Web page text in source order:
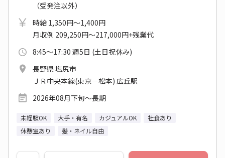
（受発注以外）
時給 1,350円～1,400円
月収例 209,250円～217,000円+残業代
8:45～17:30 週5日 (土日祝休み)
長野県 塩尻市
ＪＲ中央本線(東京－松本) 広丘駅
2026年08月下旬～長期
未経験OK 大手・有名 カジュアルOK
社食あり
休憩室あり
髪・ネイル自由